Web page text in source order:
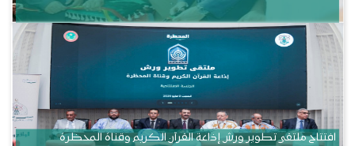
افتتاح ملتقى تطوير ورش إذاعة القرآن الكريم وقناة المحظرة